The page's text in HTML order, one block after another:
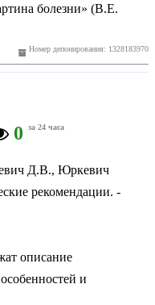
болезни» (В.Е.
Номер депонирования: 1328183970
0 за 24 часа
Д.В., Юркевич
рекомендации. -
описание
и